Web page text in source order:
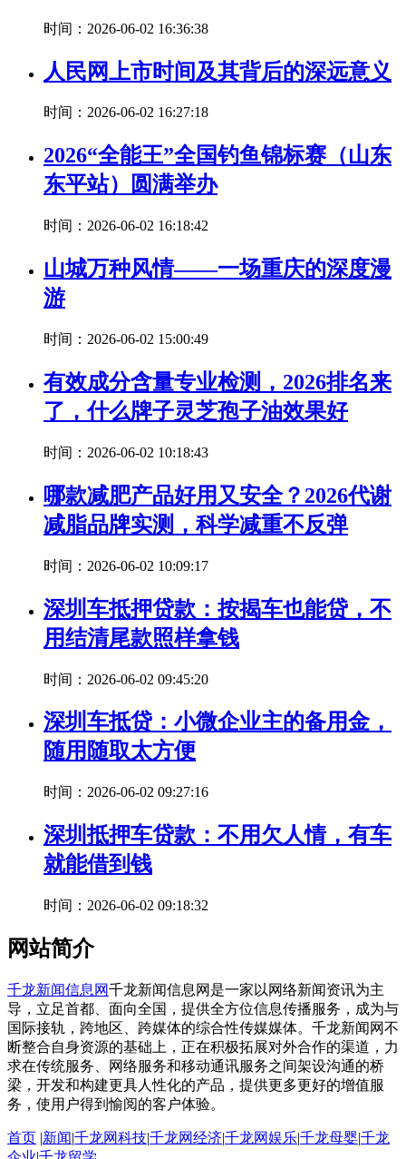
时间：2026-06-02 16:36:38
人民网上市时间及其背后的深远意义
时间：2026-06-02 16:27:18
2026“全能王”全国钓鱼锦标赛（山东
东平站）圆满举办
时间：2026-06-02 16:18:42
山城万种风情——一场重庆的深度漫
游
时间：2026-06-02 15:00:49
有效成分含量专业检测，2026排名来
了，什么牌子灵芝孢子油效果好
时间：2026-06-02 10:18:43
哪款减肥产品好用又安全？2026代谢
减脂品牌实测，科学减重不反弹
时间：2026-06-02 10:09:17
深圳车抵押贷款：按揭车也能贷，不
用结清尾款照样拿钱
时间：2026-06-02 09:45:20
深圳车抵贷：小微企业主的备用金，
随用随取太方便
时间：2026-06-02 09:27:16
深圳抵押车贷款：不用欠人情，有车
就能借到钱
时间：2026-06-02 09:18:32
网站简介
千龙新闻信息网千龙新闻信息网是一家以网络新闻资讯为主
导，立足首都、面向全国，提供全方位信息传播服务，成为与
国际接轨，跨地区、跨媒体的综合性传媒媒体。千龙新闻网不
断整合自身资源的基础上，正在积极拓展对外合作的渠道，力
求在传统服务、网络服务和移动通讯服务之间架设沟通的桥
梁，开发和构建更具人性化的产品，提供更多更好的增值服
务，使用户得到愉阅的客户体验。
首页 |新闻|千龙网科技|千龙网经济|千龙网娱乐|千龙母婴|千龙